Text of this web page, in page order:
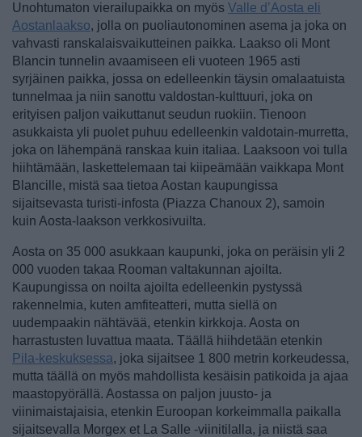
Unohtumaton vierailupaikka on myös Valle d’Aosta eli
Aostanlaakso, jolla on puoliautonominen asema ja joka on
vahvasti ranskalaisvaikutteinen paikka. Laakso oli Mont
Blancin tunnelin avaamiseen eli vuoteen 1965 asti
syrjäinen paikka, jossa on edelleenkin täysin omalaatuista
tunnelmaa ja niin sanottu valdostan-kulttuuri, joka on
erityisen paljon vaikuttanut seudun ruokiin. Tienoon
asukkaista yli puolet puhuu edelleenkin valdotain-murretta,
joka on lähempänä ranskaa kuin italiaa. Laaksoon voi tulla
hiihtämään, laskettelemaan tai kiipeämään vaikkapa Mont
Blancille, mistä saa tietoa Aostan kaupungissa
sijaitsevasta turisti-infosta (Piazza Chanoux 2), samoin
kuin Aosta-laakson verkkosivuilta.
Aosta on 35 000 asukkaan kaupunki, joka on peräisin yli 2
000 vuoden takaa Rooman valtakunnan ajoilta.
Kaupungissa on noilta ajoilta edelleenkin pystyssä
rakennelmia, kuten amfiteatteri, mutta siellä on
uudempaakin nähtävää, etenkin kirkkoja. Aosta on
harrastusten luvattua maata. Täällä hiihdetään etenkin
Pila-keskuksessa, joka sijaitsee 1 800 metrin korkeudessa,
mutta täällä on myös mahdollista kesäisin patikoida ja ajaa
maastopyörällä. Aostassa on paljon juusto- ja
viinimaistajaisia, etenkin Euroopan korkeimmalla paikalla
sijaitsevalla Morgex et La Salle -viinitilalla, ja niistä saa